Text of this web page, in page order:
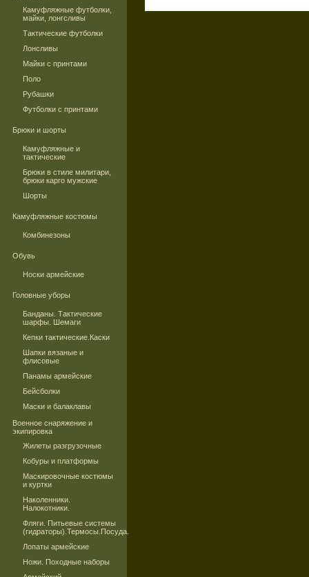
Камуфляжные футболки,
майки, лонгсливы
Тактические футболки
Лонсливы
Майки с принтами
Поло
Рубашки
Футболки с принтами
Брюки и шорты
Камуфляжные и
тактические
Брюки в стиле милитари,
брюки карго мужские
Шорты
Камуфляжные костюмы
Комбинезоны
Обувь
Носки армейские
Головные уборы
Банданы. Тактические
шарфы. Шемаги
Кепки тактические.Каски
Шапки вязаные и
флисовые
Панамы армейские
Бейсболки
Маски и балаклавы
Военное снаряжение и
экипировка
Жилеты разгрузочные
Кобуры и платформы
Маскировочные костюмы
и куртки
Наколенники.
Налокотники.
Фляги. Питьевые системы
(гидраторы).Термосы.Посуда.
Лопаты армейские
Ножи. Походные наборы